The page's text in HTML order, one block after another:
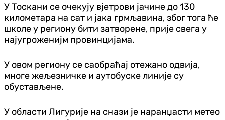
У Тоскани се очекују вјетрови јачине до 130
километара на сат и јака грмљавина, због тога ће
школе у региону бити затворене, прије свега у
најугроженијм провинцијама.
У овом региону се саобраћај отежано одвија,
многе жељезничке и аутобуске линије су
обустављене.
У области Лигурије на снази је наранџасти метео